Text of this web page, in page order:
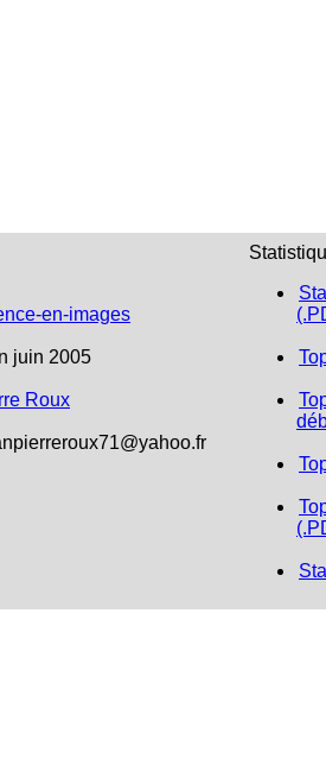
en-images
juin 2005
Roux